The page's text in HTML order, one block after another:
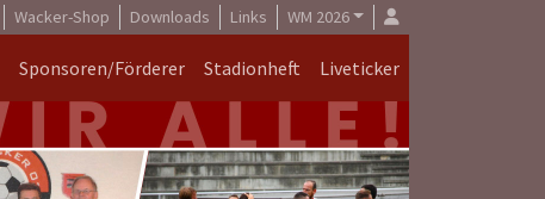
Wacker-Shop Downloads Links WM 2026
Sponsoren/Förderer Stadionheft Liveticker